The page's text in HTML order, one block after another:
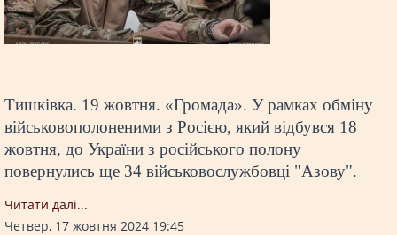
Тишківка. 19 жовтня. «Громада». У рамках обміну
військовополоненими з Росією, який відбувся 18
жовтня, до України з російського полону
повернулись ще 34 військовослужбовці "Азову".
Читати далi...
Четвер, 17 жовтня 2024 19:45